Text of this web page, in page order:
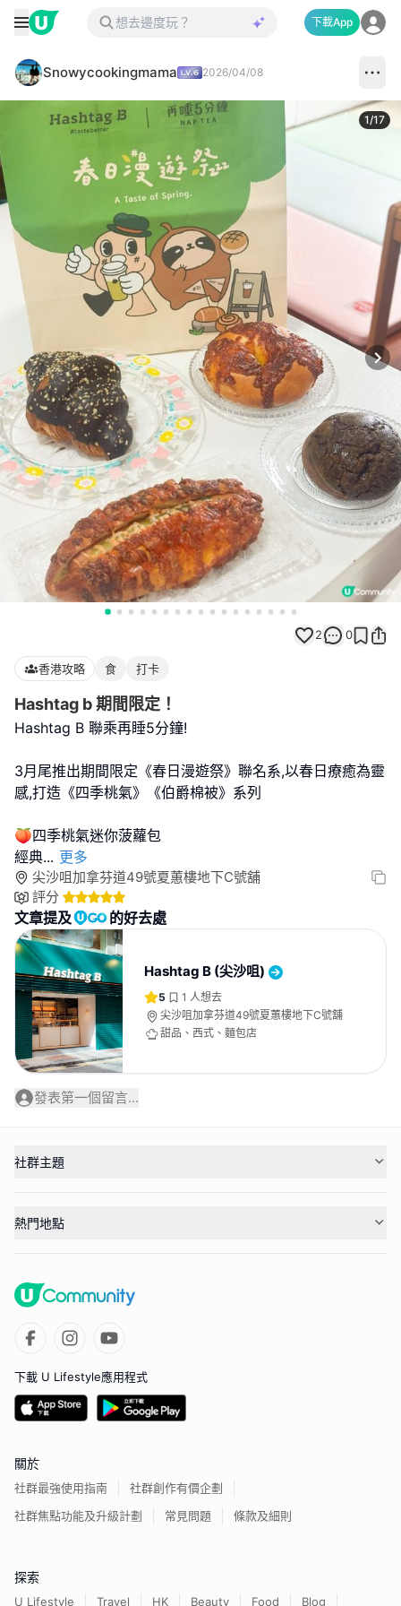
下載App
Snowycookingmama 2026/04/08
1/17
2 0
香港攻略 食 打卡
Hashtag b 期間限定！
Hashtag B 聯乘再睡5分鐘!
3月尾推出期間限定《春日漫遊祭》聯名系,以春日療癒為靈
感,打造《四季桃氣》《伯爵棉被》系列
🍑四季桃氣迷你菠蘿包
經典... 更多
尖沙咀加拿芬道49號夏蕙樓地下C號舖
評分
文章提及 的好去處
Hashtag B (尖沙咀)
5 1 人想去
尖沙咀加拿芬道49號夏蕙樓地下C號舖
甜品、西式、麵包店
發表第一個留言...
社群主題
熱門地點
下載 U Lifestyle應用程式
關於
社群最強使用指南
社群創作有價企劃
社群焦點功能及升級計劃
常見問題 條款及細則
探索
U Lifestyle Travel HK Beauty Food Blog